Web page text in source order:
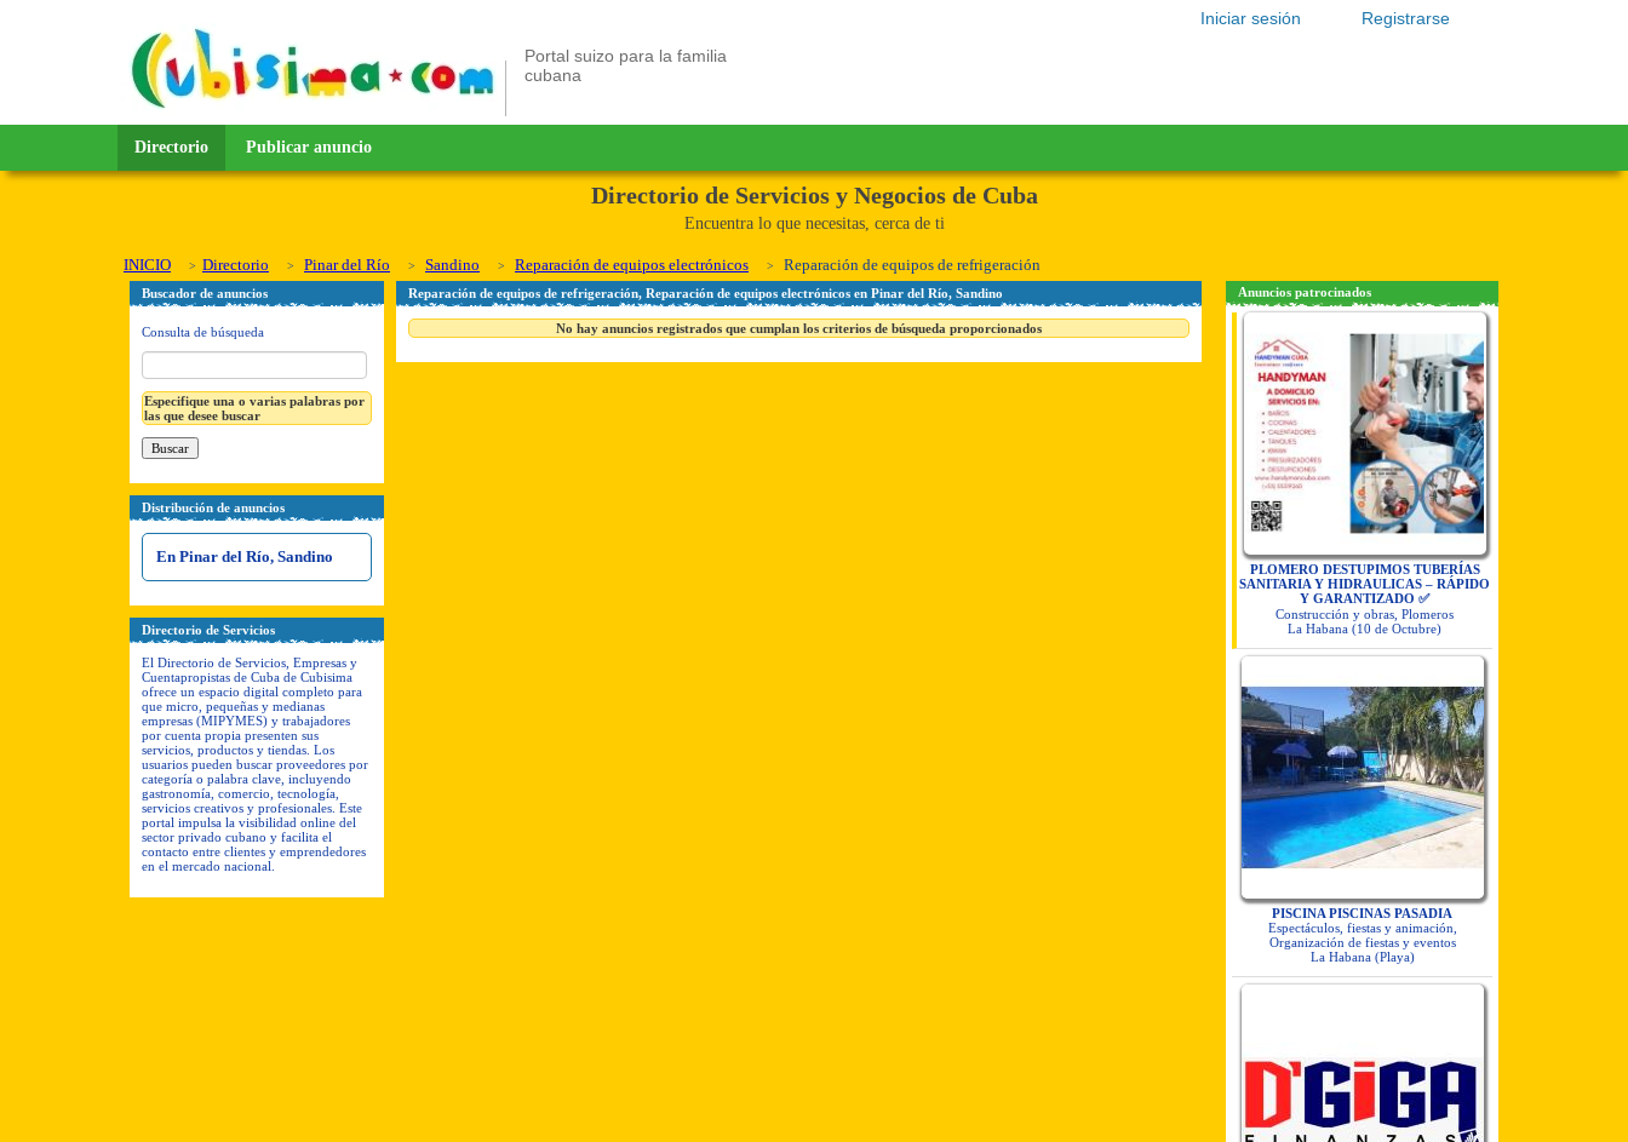
Registrarse
Iniciar sesión
Portal suizo para la familia
cubana
Directorio Publicar anuncio
Directorio de Servicios y Negocios de Cuba
Encuentra lo que necesitas, cerca de ti
INICIO Directorio Pinar del Río Sandino Reparación de equipos electrónicos Reparación de equipos de refrigeración
Buscador de anuncios
Consulta de búsqueda
Especifique una o varias palabras por
las que desee buscar
Distribución de anuncios
En Pinar del Río, Sandino
Directorio de Servicios
El Directorio de Servicios, Empresas y
Cuentapropistas de Cuba de Cubisima
ofrece un espacio digital completo para
que micro, pequeñas y medianas
empresas (MIPYMES) y trabajadores
por cuenta propia presenten sus
servicios, productos y tiendas. Los
usuarios pueden buscar proveedores por
categoría o palabra clave, incluyendo
gastronomía, comercio, tecnología,
servicios creativos y profesionales. Este
portal impulsa la visibilidad online del
sector privado cubano y facilita el
contacto entre clientes y emprendedores
en el mercado nacional.
Reparación de equipos de refrigeración, Reparación de equipos electrónicos en Pinar del Río, Sandino
No hay anuncios registrados que cumplan los criterios de búsqueda proporcionados
Anuncios patrocinados
PLOMERO DESTUPIMOS TUBERÍAS
SANITARIA Y HIDRAULICAS – RÁPIDO
Y GARANTIZADO ✅
Construcción y obras, Plomeros
La Habana (10 de Octubre)
PISCINA PISCINAS PASADIA
Espectáculos, fiestas y animación,
Organización de fiestas y eventos
La Habana (Playa)